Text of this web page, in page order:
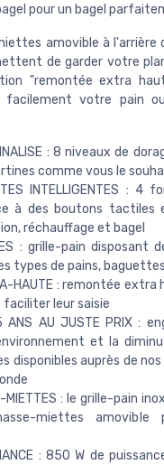
pour un bagel
amovible à l'arrière
de garder votre
"remontée extra
votre pain
: 8 niveaux de
comme vous le
INTELLIGENTES : 4
à des boutons tactiles
réchauffage et bagel
: grille-pain disposant
types de pains,
HAUTE : remontée
faciliter leur saisie
ANS AU JUSTE PRIX :
et la
disponibles auprès de
MIETTES : le grille-pain
miettes
: 850 W de